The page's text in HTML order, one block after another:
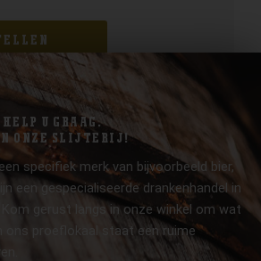
U GRAAG.
ONZE SLIJTERIJ!
specifiek merk van bijvoorbeeld bier,
een gespecialiseerde drankenhandel in
Kom gerust langs in onze winkel om wat
ons proeflokaal staat een ruime